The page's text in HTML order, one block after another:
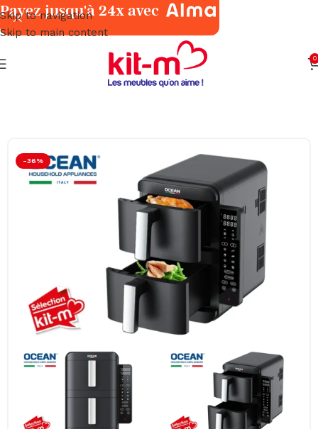
Skip to navigation
Skip to main content
0
Petits Électroménagers Cuisine
-36%
Payez jusqu'à 24x avec